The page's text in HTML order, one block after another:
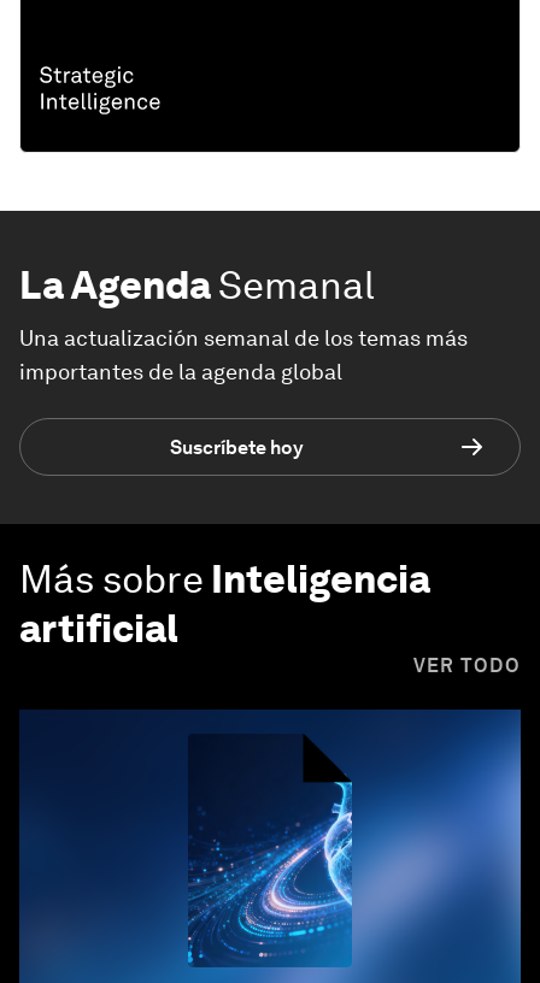
La AgendaSemanal
Una actualización semanal de los temas más
importantes de la agenda global
Suscríbete hoy
Más sobre Inteligencia
artificial
VER TODO